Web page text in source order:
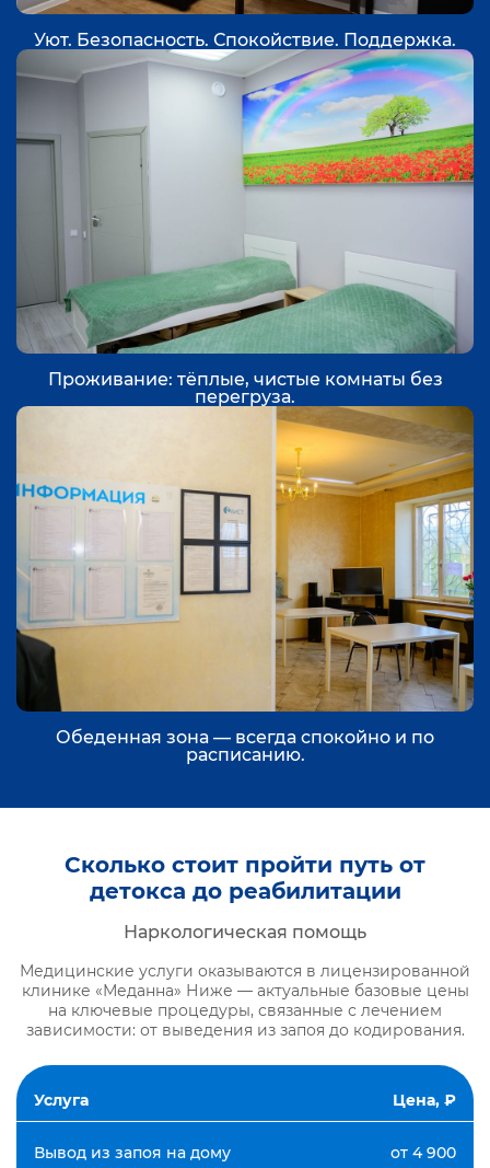
Уют. Безопасность. Спокойствие. Поддержка.
Проживание: тёплые, чистые комнаты без
перегруза.
Обеденная зона — всегда спокойно и по
расписанию.
Сколько стоит пройти путь от
детокса до реабилитации
Наркологическая помощь
Медицинские услуги оказываются в лицензированной
клинике «Меданна» Ниже — актуальные базовые цены
на ключевые процедуры, связанные с лечением
зависимости: от выведения из запоя до кодирования.
Услуга Цена, ₽
Вывод из запоя на дому
от 4 900